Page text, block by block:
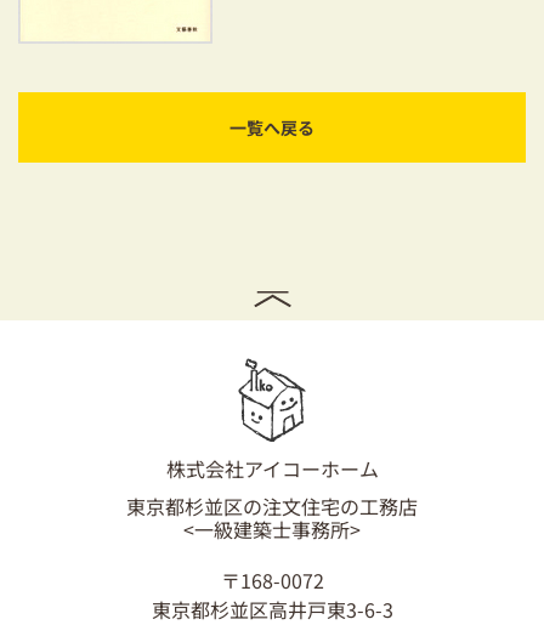
資金計画についてのご相談
お知らせ
03-3334-0334
一覧へ戻る
株式会社アイコーホーム
東京都杉並区の注文住宅の工務店
<一級建築士事務所>
〒168-0072
東京都杉並区高井戸東3-6-3